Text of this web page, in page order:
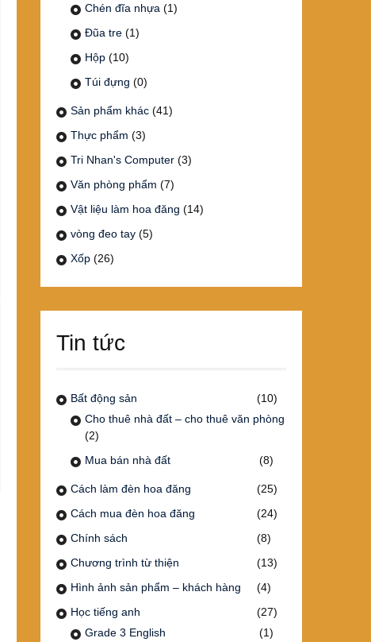
Chén đĩa nhựa (1)
Đũa tre (1)
Hộp (10)
Túi đựng (0)
Sản phẩm khác (41)
Thực phẩm (3)
Tri Nhan's Computer (3)
Văn phòng phẩm (7)
Vật liệu làm hoa đăng (14)
vòng đeo tay (5)
Xốp (26)
Tin tức
Bất động sản
(10)
Cho thuê nhà đất – cho thuê văn phòng
(2)
Mua bán nhà đất
(8)
Cách làm đèn hoa đăng
(25)
Cách mua đèn hoa đăng
(24)
Chính sách
(8)
Chương trình từ thiện
(13)
Hình ảnh sản phẩm – khách hàng
(4)
Học tiếng anh
(27)
Grade 3 English
(1)